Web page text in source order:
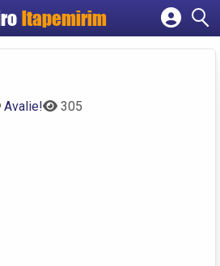
Itapemirim
Cadastrar empresa
Avalie! 305